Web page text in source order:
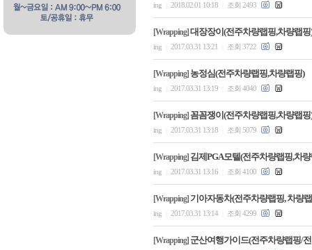
ing 2018.02.01 10:18 조회 2493
[Wrapping] 대장장이(전주차량랩핑,차량랩핑)
ing 2017.03.31 13:21 조회 3722
[Wrapping] 농정심(전주차량랩핑,차량랩핑)
ing 2017.03.31 13:19 조회 4040
[Wrapping] 꼼꼼쟁이(전주차량랩핑,차량랩핑)
ing 2017.03.31 13:18 조회 5079
[Wrapping] 김제PGA모텔(전주차량랩핑,차
ing 2017.03.31 13:16 조회 4100
[Wrapping] 기아자동차(전주차량랩핑, 차량
ing 2017.03.31 13:14 조회 4299
[Wrapping] 군산여행가이드(전주차량랩핑/